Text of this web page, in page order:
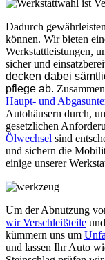
Dadurch
können. Wir bieten
Werkstattleistungen,
sicher und
decken dabei
pflege ab.
Haupt- und
Autohäusern durch,
gesetzlichen
Ölwechsel sind
und sichern die
einige unserer
Um der Abnutzung
wir Verschleißteile
kümmern uns um
und lassen Ihr Auto